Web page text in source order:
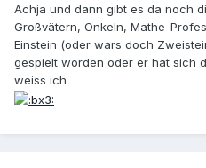
Achja und dann gibt es da noch
Großvätern, Onkeln, Mathe-
Einstein (oder wars doch
gespielt worden oder er hat sich
weiss ich